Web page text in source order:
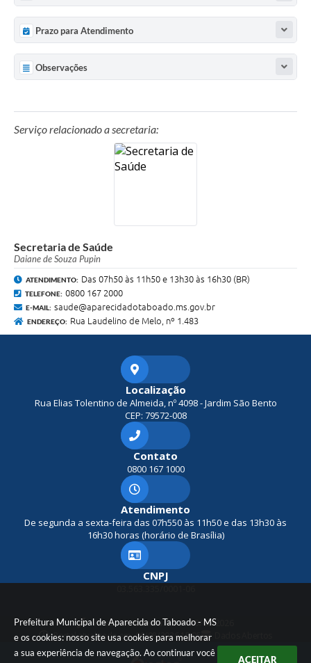
Prefeitura Municipal de Aparecida do Taboado - MS
e os cookies: nosso site usa cookies para melhorar
a sua experiência de navegação. Ao continuar você
ACEITAR
Prazo para Atendimento
Observações
Serviço relacionado a secretaria:
Secretaria de Saúde
Daiane de Souza Pupin
ATENDIMENTO: Das 07h50 às 11h50 e 13h30 às 16h30 (BR)
TELEFONE: 0800 167 2000
E-MAIL: saude@aparecidadotaboado.ms.gov.br
ENDEREÇO: Rua Laudelino de Melo, nº 1.483
Localização
Rua Elias Tolentino de Almeida, nº 4098 - Jardim São Bento
CEP: 79572-008
Contato
0800 167 1000
Atendimento
De segunda a sexta-feira das 07h550 às 11h50 e das 13h30 às
16h30 horas (horário de Brasília)
CNPJ
Versão do Sistema:3.5.3 - 19/06/2026
Portal atualizado em:06/08/2026 15:05